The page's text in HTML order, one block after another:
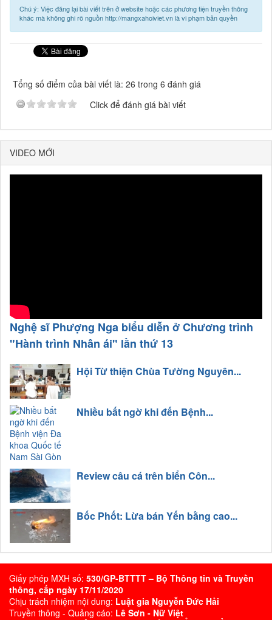
Chú ý: Việc đăng lại bài viết trên ở website hoặc các phương tiện truyền thông
khác mà không ghi rõ nguồn http://mangxahoiviet.vn là vi phạm bản quyền
Tổng số điểm của bài viết là: 26 trong 6 đánh giá
Click để đánh giá bài viết
VIDEO MỚI
Nghệ sĩ Phượng Nga biểu diễn ở Chương trình
"Hành trình Nhân ái" lần thứ 13
Hội Từ thiện Chùa Tường Nguyên...
Nhiều bất ngờ khi đến Bệnh...
Review câu cá trên biển Côn...
Bốc Phốt: Lừa bán Yến bằng cao...
Giấy phép MXH số: 530/GP-BTTTT – Bộ Thông tin và Truyền
thông, cấp ngày 17/11/2020
Chịu trách nhiệm nội dung: Luật gia Nguyễn Đức Hải
Truyền thông - Quảng cáo: Lê Sơn - Nữ Việt